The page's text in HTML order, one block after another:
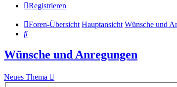
Registrieren
Foren-Übersicht Hauptansicht Wünsche und
Suche
Wünsche und Anregungen
Neues Thema